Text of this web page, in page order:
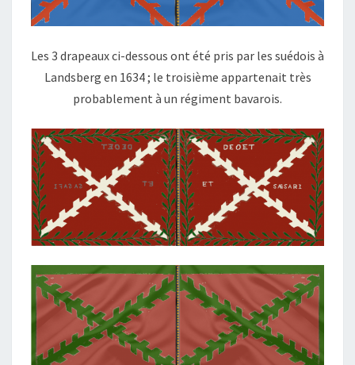
Les 3 drapeaux ci-dessous ont été pris par les suédois à
Landsberg en 1634 ; le troisième appartenait très
probablement à un régiment bavarois.